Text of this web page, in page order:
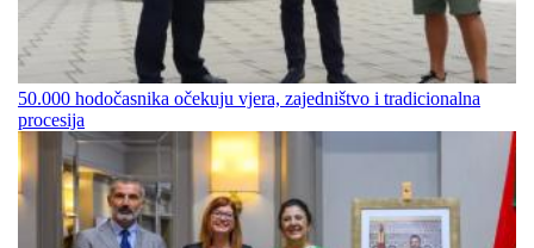
50.000 hodočasnika očekuju vjera, zajedništvo i tradicionalna
procesija